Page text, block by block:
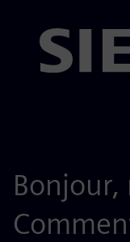
Bonjour,